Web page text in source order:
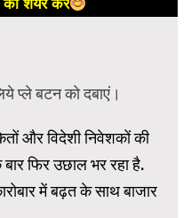
को शेयर करें
और विदेशी निवेशकों की
फिर उछाल भर रहा है.
में बढ़त के साथ बाजार